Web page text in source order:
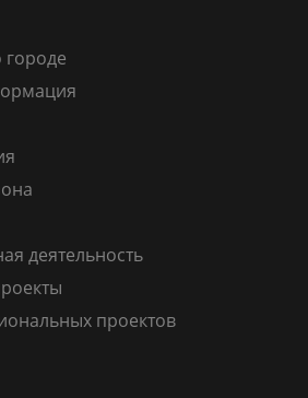
городе
деятельность
проектов